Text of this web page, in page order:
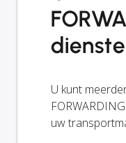
U kunt
uw